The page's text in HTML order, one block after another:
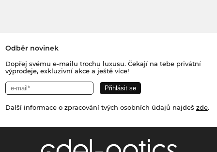
Odběr novinek
Dopřej svému e-mailu trochu luxusu. Čekají na tebe privátní
výprodeje, exkluzivní akce a ještě více!
Další informace o zpracování tvých osobních údajů najdeš zde.